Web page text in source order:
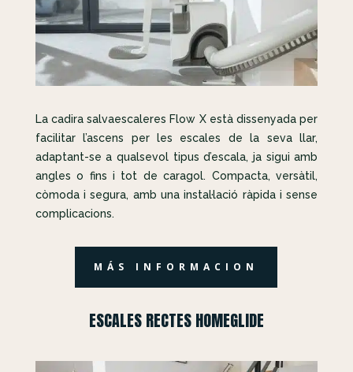
La cadira salvaescaleres Flow X està dissenyada per
facilitar l’ascens per les escales de la seva llar,
adaptant-se a qualsevol tipus d’escala, ja sigui amb
angles o fins i tot de caragol. Compacta, versàtil,
còmoda i segura, amb una instal·lació ràpida i sense
complicacions.
MÁS INFORMACION
ESCALES RECTES HOMEGLIDE